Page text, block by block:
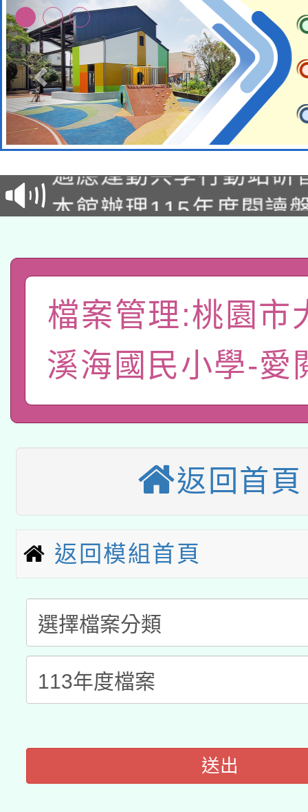
本校115學年度第2次
招)
本館辦理115年度閱讀
礎課程
A3數位素養講師名單
「數位內容與教學軟體
有關大陸委員會函釋公
薪期間赴陸應申請許可
轉知經濟部水利署委託
業技術研究院辦理「
用水績優單位及節水達
115年8月22日(星期六
桃園市孔廟祈福系列
開 智慧啟航」
本校115學年度第2次
招甄選結果公告(無人
招)
本館辦理115年度閱讀
暨閱讀推動專業研習
科技賦能─人工智慧
礎課程
A3數位素養講師名單
「數位內容與教學軟體
pilot」
有關大陸委員會函釋公
業技術研究院辦理「
用水績優單位及節水達
115年8月22日(星期六
桃園市孔廟祈福系列
2026年桃園地景藝術
檔案管理:桃園市
溪海國民小學-愛
返回首頁
返回模組首頁
送出